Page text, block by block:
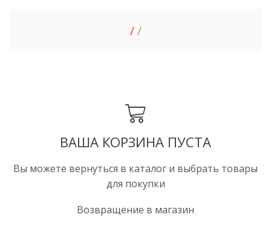
/ /
ВАША КОРЗИНА ПУСТА
Вы можете вернуться в каталог и выбрать товары
для покупки
Возвращение в магазин